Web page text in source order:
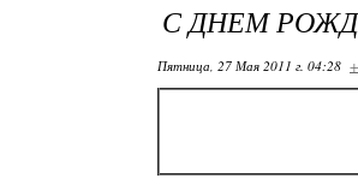
С ДНЕМ
Пятница, 27 Мая 2011 г. 04:28